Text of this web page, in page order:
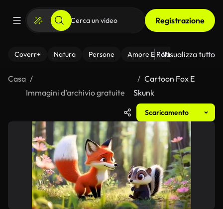
Registrazione
Coverr+ Natura Persone Amore E Relazioni Il
Visualizza tutto
Casa
Immagini d’archivio gratuite
Cartoon Fox E
Skunk
Scaricamento